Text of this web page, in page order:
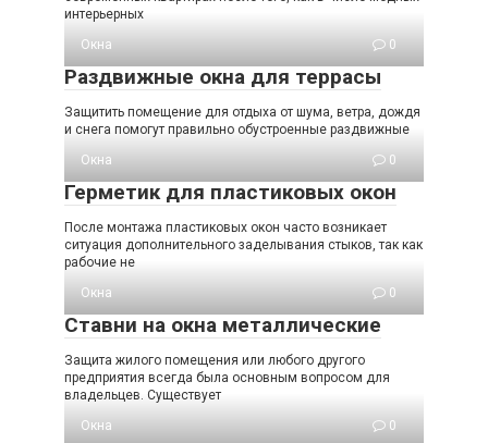
интерьерных
Окна
0
Раздвижные окна для террасы
Защитить помещение для отдыха от шума, ветра, дождя
и снега помогут правильно обустроенные раздвижные
Окна
0
Герметик для пластиковых окон
После монтажа пластиковых окон часто возникает
ситуация дополнительного заделывания стыков, так как
рабочие не
Окна
0
Ставни на окна металлические
Защита жилого помещения или любого другого
предприятия всегда была основным вопросом для
владельцев. Существует
Окна
0